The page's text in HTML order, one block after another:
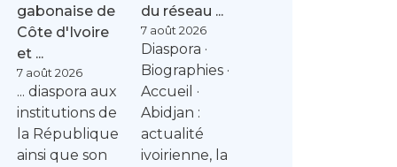
gabonaise de
Côte d'Ivoire
et ...
7 août 2026
... diaspora aux
institutions de
la République
ainsi que son
du réseau ...
7 août 2026
Diaspora ·
Biographies ·
Accueil ·
Abidjan :
actualité
ivoirienne, la